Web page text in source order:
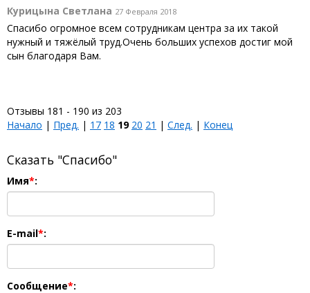
Курицына Светлана 27 Февраля 2018
Спасибо огромное всем сотрудникам центра за их такой
нужный и тяжёлый труд.Очень больших успехов достиг мой
сын благодаря Вам.
Отзывы 181 - 190 из 203
Начало | Пред. | 17 18 19 20 21 | След. | Конец
Сказать "Спасибо"
Имя*:
E-mail*:
Сообщение*: